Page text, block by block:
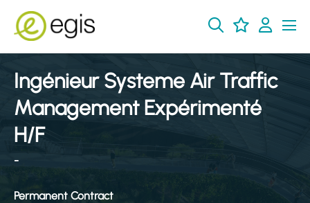
Ingénieur Systeme Air Traffic
Management Expérimenté
H/F
-
Permanent Contract